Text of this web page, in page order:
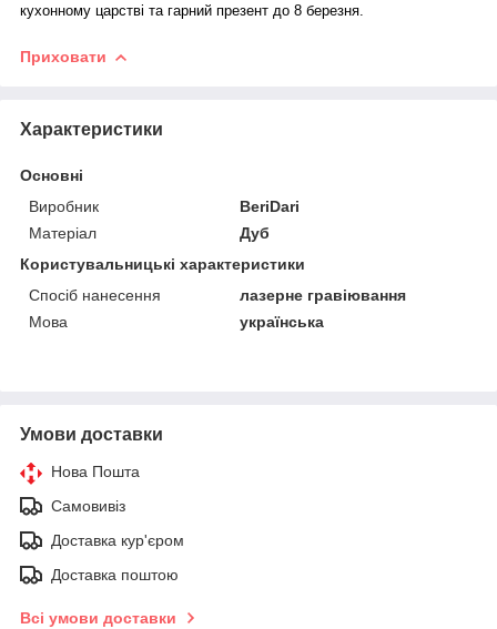
кухонному царстві та гарний презент до 8 березня.
Приховати
Характеристики
Основні
Виробник
BeriDari
Матеріал
Дуб
Користувальницькі характеристики
Спосіб нанесення
лазерне гравіювання
Мова
українська
Умови доставки
Нова Пошта
Самовивіз
Доставка кур'єром
Доставка поштою
Всі умови доставки